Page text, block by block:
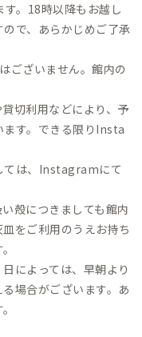
す。18時以降もお越し
で、あらかじめご了承
ございません。館内の
切利用などにより、予
ます。できる限りInsta
ては、Instagramにて
殻につきましても館内
をご利用のうえお持ち
によっては、早朝より
場合がございます。あ